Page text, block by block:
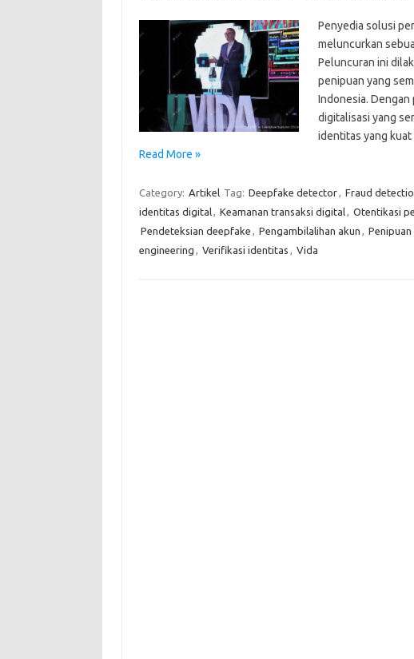
Penyedia solusi
meluncurkan
Peluncuran ini
penipuan yang
Indonesia.
digitalisasi yang
identitas yang
Read More »
Category: Artikel Tag: Deepfake detector Fraud
identitas digital
Keamanan transaksi digital Otentikasi
Pendeteksian deepfake
Pengambilalihan akun
engineering
Verifikasi identitas Vida